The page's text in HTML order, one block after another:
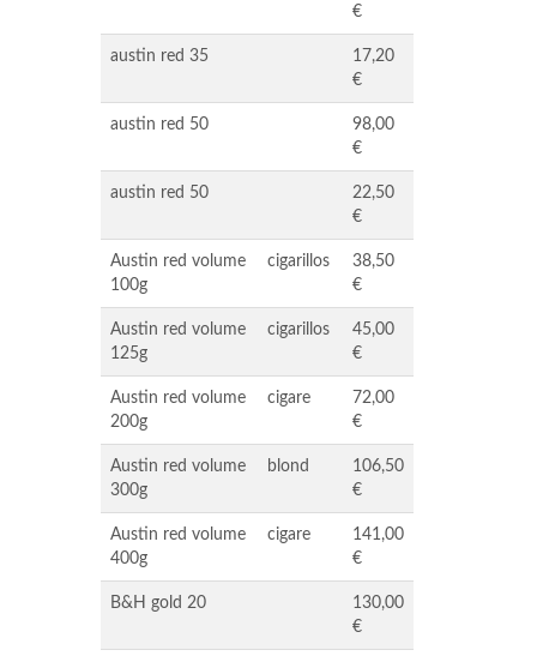
€
austin red 35
17,20
€
austin red 50
98,00
€
austin red 50
22,50
€
Austin red volume
100g
cigarillos
38,50
€
Austin red volume
125g
cigarillos
45,00
€
Austin red volume
200g
cigare
72,00
€
Austin red volume
300g
blond
106,50
€
Austin red volume
400g
cigare
141,00
€
B&H gold 20
130,00
€